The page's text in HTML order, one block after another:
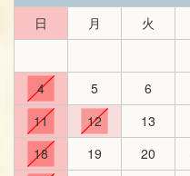
日
月 火
4
5 6
11
12 13
18
19 20